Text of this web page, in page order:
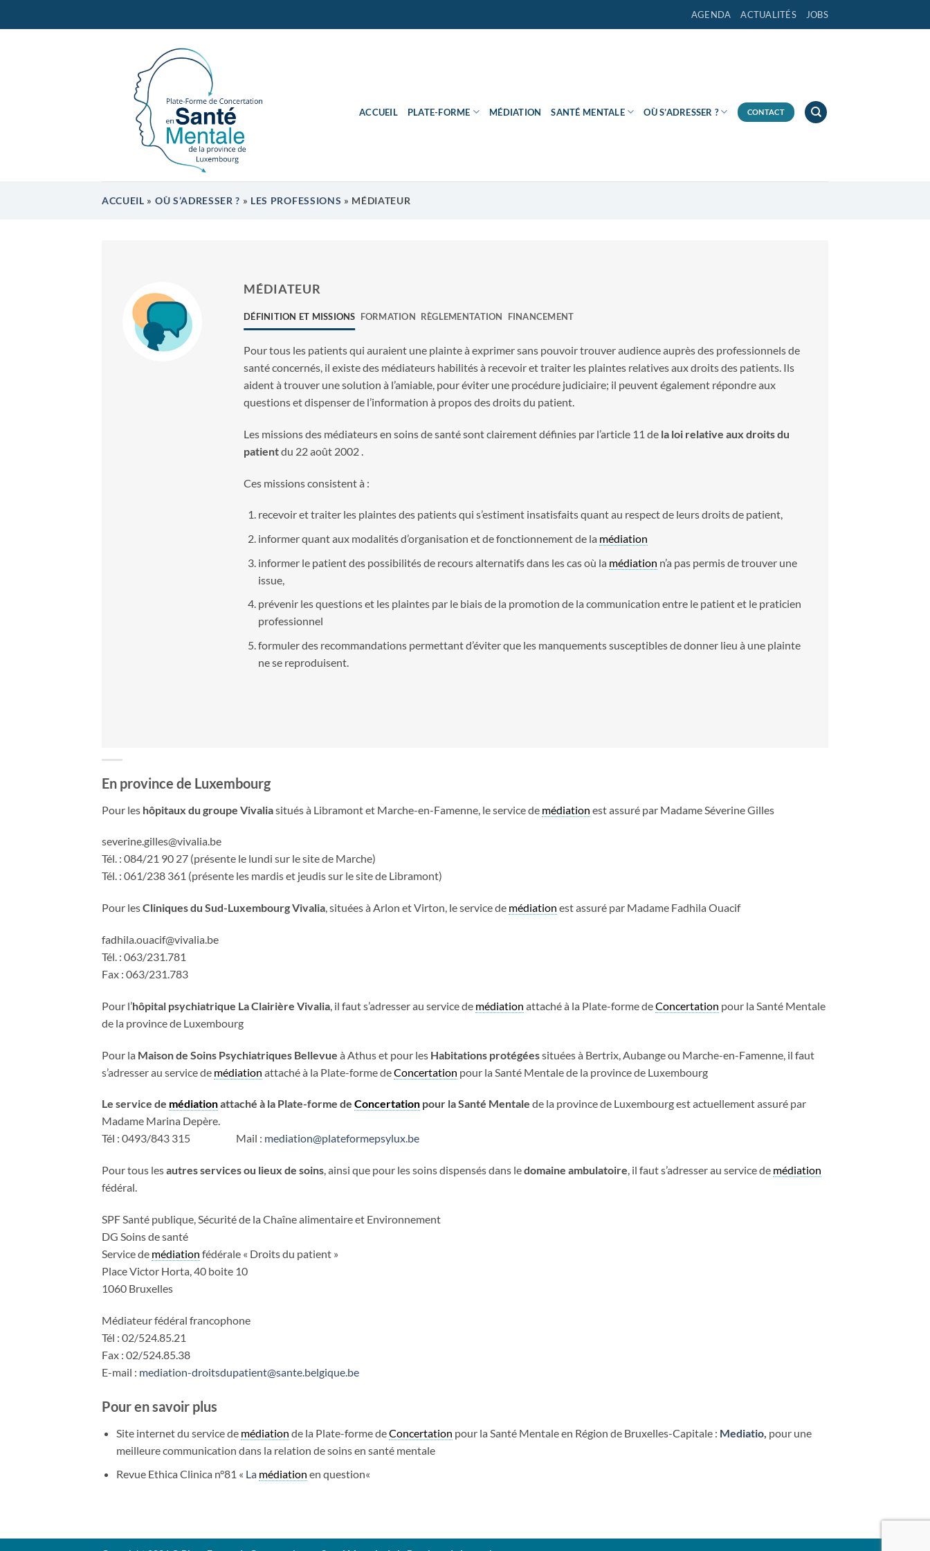
AGENDA ACTUALITÉS JOBS
ACCUEIL PLATE-FORME MÉDIATION SANTÉ MENTALE OÙ S’ADRESSER ? CONTACT
ACCUEIL » OÙ S’ADRESSER ? » LES PROFESSIONS » MÉDIATEUR
MÉDIATEUR
DÉFINITION ET MISSIONS FORMATION RÈGLEMENTATION FINANCEMENT
Pour tous les patients qui auraient une plainte à exprimer sans pouvoir trouver audience auprès des professionnels de
santé concernés, il existe des médiateurs habilités à recevoir et traiter les plaintes relatives aux droits des patients. Ils
aident à trouver une solution à l’amiable, pour éviter une procédure judiciaire; il peuvent également répondre aux
questions et dispenser de l’information à propos des droits du patient.
Les missions des médiateurs en soins de santé sont clairement définies par l’article 11 de la loi relative aux droits du
patientdu 22 août 2002 .
Ces missions consistent à :
recevoir et traiter les plaintes des patients qui s’estiment insatisfaits quant au respect de leurs droits de patient,
informer quant aux modalités d’organisation et de fonctionnement de la médiation
informer le patient des possibilités de recours alternatifs dans les cas où la médiation n’a pas permis de trouver une
issue,
prévenir les questions et les plaintes par le biais de la promotion de la communication entre le patient et le praticien
professionnel
formuler des recommandations permettant d’éviter que les manquements susceptibles de donner lieu à une plainte
ne se reproduisent.
En province de Luxembourg
Pour les hôpitaux du groupe Vivaliasitués à Libramont et Marche-en-Famenne, le service de médiation est assuré par Madame Séverine Gilles
severine.gilles@vivalia.be
Tél. : 084/21 90 27 (présente le lundi sur le site de Marche)
Tél. : 061/238 361 (présente les mardis et jeudis sur le site de Libramont)
Pour lesCliniques du Sud-Luxembourg Vivalia, situées à Arlon et Virton, le service de médiation est assuré par Madame Fadhila Ouacif
fadhila.ouacif@vivalia.be
Tél. : 063/231.781
Fax : 063/231.783
Pour l’hôpital psychiatrique La Clairière Vivalia , il faut s’adresser au service de médiation attaché à la Plate-forme deConcertation pour la Santé Mentale
de la province de Luxembourg
Pour la Maison de Soins Psychiatriques Bellevue à Athus et pour les Habitations protégéessituées à Bertrix, Aubange ou Marche-en-Famenne, il faut
s’adresser au service de médiation attaché à la Plate-forme deConcertation pour la Santé Mentale de la province de Luxembourg
Le service de médiationattaché à la Plate-forme de Concertation pour la Santé Mentale de la province de Luxembourg est actuellement assuré par
Madame Marina Depère.
Tél : 0493/843 315 Mail : mediation@plateformepsylux.be
Pour tous lesautres services ou lieux de soins, ainsi que pour les soins dispensés dans ledomaine ambulatoire, il faut s’adresser au service de médiation
fédéral.
SPF Santé publique, Sécurité de la Chaîne alimentaire et Environnement
DG Soins de santé
Service de médiation fédérale « Droits du patient »
Place Victor Horta, 40 boite 10
1060 Bruxelles
Médiateur fédéral francophone
Tél : 02/524.85.21
Fax : 02/524.85.38
E-mail : mediation-droitsdupatient@sante.belgique.be
Pour en savoir plus
Site internet du service de médiation de la Plate-forme deConcertation pour la Santé Mentale en Région de Bruxelles-Capitale : Mediatio, pour une
meilleure communication dans la relation de soins en santé mentale
Revue Ethica Clinica n°81 « La médiation en question«